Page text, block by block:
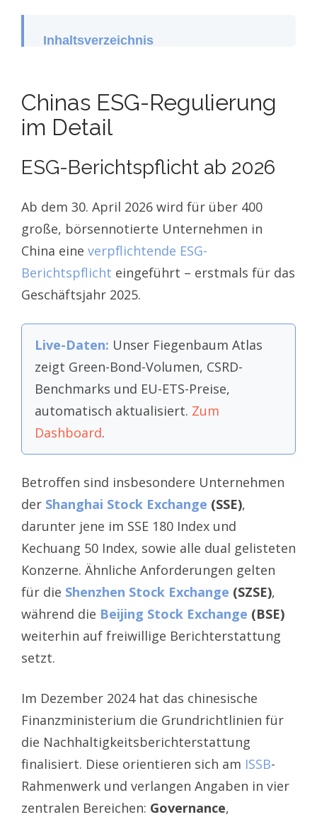
Inhaltsverzeichnis
Unternehmen: Die CSRD-Richtlinie!
Was das für europäische
Unternehmen bedeutet
Umgang mit doppelten ESG-
Nächste Schritte für europäische
Unternehmen
FAQs
Neue ESG-Vorgaben in China: Was
europäische Unternehmen wissen
müssen
Die neuen ESG-Vorgaben in China:
Chancen für europäische
Unternehmen
Neue ESG-Vorgaben in China: Was
Die neuen ESG-Vorgaben in China:
Chancen für europäische
Unternehmen
Chinas ESG-Regulierung
im Detail
ESG-Berichtspflicht ab 2026
Ab dem 30. April 2026 wird für über 400
große, börsennotierte Unternehmen in
China eine verpflichtende ESG-
Berichtspflicht eingeführt – erstmals für das
Geschäftsjahr 2025.
Live-Daten: Unser Fiegenbaum Atlas
zeigt Green-Bond-Volumen, CSRD-
Benchmarks und EU-ETS-Preise,
automatisch aktualisiert. Zum
Dashboard.
Betroffen sind insbesondere Unternehmen
der Shanghai Stock Exchange (SSE),
darunter jene im SSE 180 Index und
Kechuang 50 Index, sowie alle dual gelisteten
Konzerne. Ähnliche Anforderungen gelten
für die Shenzhen Stock Exchange (SZSE),
während die Beijing Stock Exchange (BSE)
weiterhin auf freiwillige Berichterstattung
setzt.
Im Dezember 2024 hat das chinesische
Finanzministerium die Grundrichtlinien für
die Nachhaltigkeitsberichterstattung
finalisiert. Diese orientieren sich am ISSB-
Rahmenwerk und verlangen Angaben in vier
zentralen Bereichen: Governance,